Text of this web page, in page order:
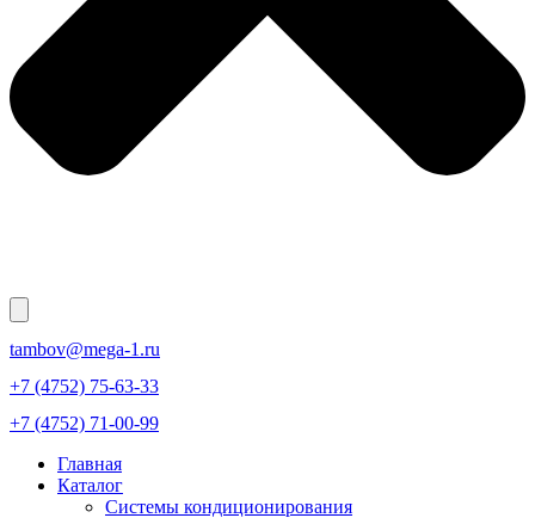
tambov@mega-1.ru
+7 (4752) 75-63-33
+7 (4752) 71-00-99
Главная
Каталог
Системы кондиционирования